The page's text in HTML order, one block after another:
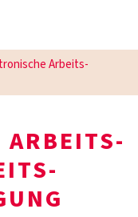
Arbeits­
ARBEITS­